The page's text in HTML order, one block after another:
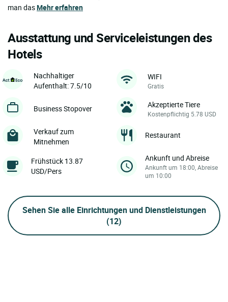
man dasMehr erfahren
Ausstattung und Serviceleistungen des
Hotels
Nachhaltiger
Aufenthalt: 7.5/10
WIFI
Gratis
Business Stopover Akzeptierte Tiere
Kostenpflichtig 5.78 USD
Verkauf zum
Mitnehmen
Restaurant
Frühstück 13.87
USD/Pers
Ankunft und Abreise
Ankunft um 18:00, Abreise
um 10:00
Sehen Sie alle Einrichtungen und Dienstleistungen
(12)